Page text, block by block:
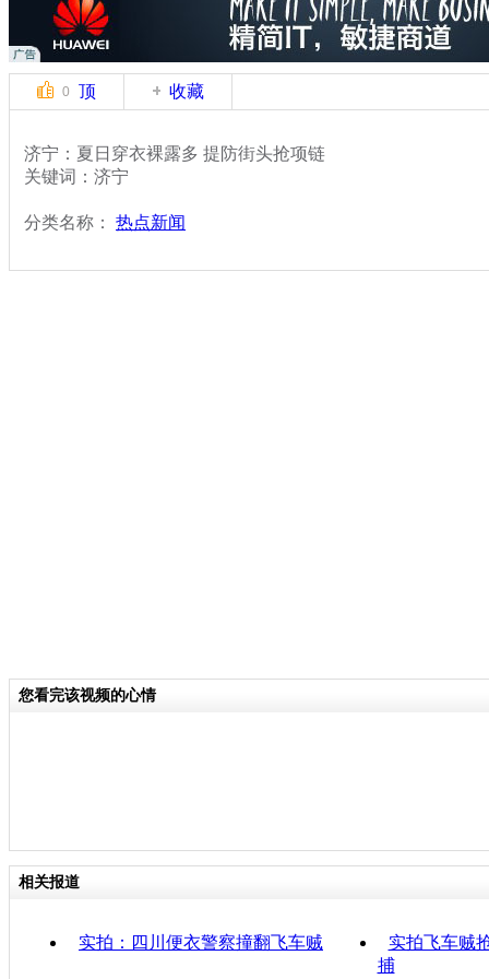
0 顶 收藏
济宁：夏日穿衣裸露多 提防街头抢项链
关键词：济宁
分类名称： 热点新闻
您看完该视频的心情
相关报道
实拍：四川便衣警察撞翻飞车贼
实拍飞车贼
捕